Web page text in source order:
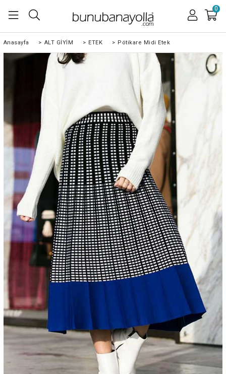
0
Anasayfa > ALT GİYİM > ETEK > Pötikare Midi Etek